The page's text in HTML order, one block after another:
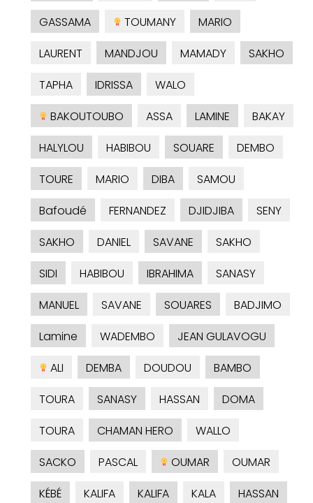
GASSAMA
TOUMANY
MARIO
LAURENT
MANDJOU MAMADY
SAKHO
TAPHA
IDRISSA
WALO
BAKOUTOUBO
ASSA LAMINE
BAKAY
HALYLOU
HABIBOU SOUARE
DEMBO
TOURE
MARIO DIBA
SAMOU
Bafoudé
FERNANDEZ DJIDJIBA
SENY
SAKHO
DANIEL SAVANE
SAKHO
SIDI
HABIBOU IBRAHIMA
SANASY
MANUEL
SAVANE SOUARES
BADJIMO
Lamine
WADEMBO
JEAN GULAVOGU
ALI
DEMBA DOUDOU
BAMBO
TOURA
SANASY HASSAN
DOMA
TOURA
CHAMAN HERO
WALLO
SACKO
PASCAL OUMAR
OUMAR
KÉBÉ
KALIFA KALIFA KALA HASSAN